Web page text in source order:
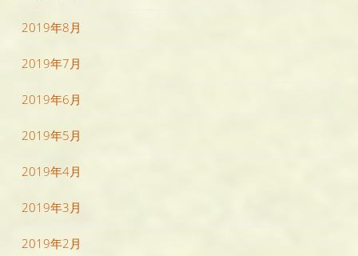
2019年8月
2019年7月
2019年6月
2019年5月
2019年4月
2019年3月
2019年2月